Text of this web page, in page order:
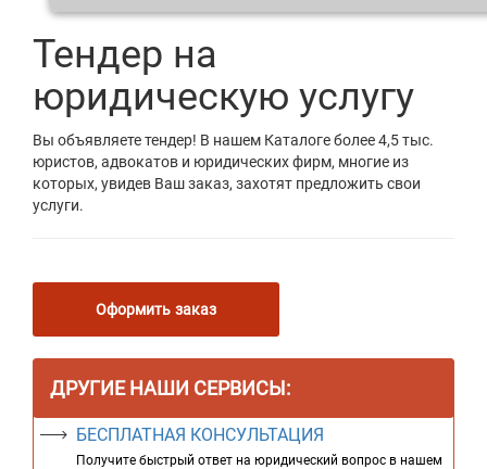
Тендер на
юридическую услугу
Вы объявляете тендер! В нашем Каталоге более 4,5 тыс.
юристов, адвокатов и юридических фирм, многие из
которых, увидев Ваш заказ, захотят предложить свои
услуги.
Оформить заказ
ДРУГИЕ НАШИ СЕРВИСЫ:
БЕСПЛАТНАЯ КОНСУЛЬТАЦИЯ
Получите быстрый ответ на юридический вопрос в нашем